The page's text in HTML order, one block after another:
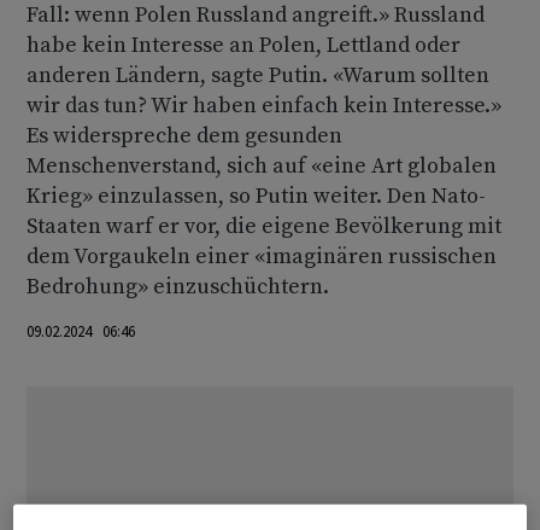
Fall: wenn Polen Russland angreift.» Russland
habe kein Interesse an Polen, Lettland oder
anderen Ländern, sagte Putin. «Warum sollten
wir das tun? Wir haben einfach kein Interesse.»
Es widerspreche dem gesunden
Menschenverstand, sich auf «eine Art globalen
Krieg» einzulassen, so Putin weiter. Den Nato-
Staaten warf er vor, die eigene Bevölkerung mit
dem Vorgaukeln einer «imaginären russischen
Bedrohung» einzuschüchtern.
09.02.2024 06:46